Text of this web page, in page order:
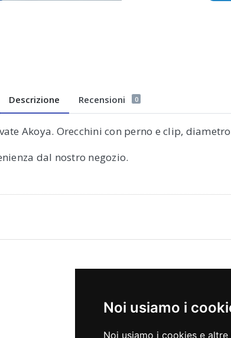
Noi usiamo i
Noi usiamo i cookies e
Descrizione Recensioni 0
Akoya. Orecchini con perno e clip,
dal nostro negozio.